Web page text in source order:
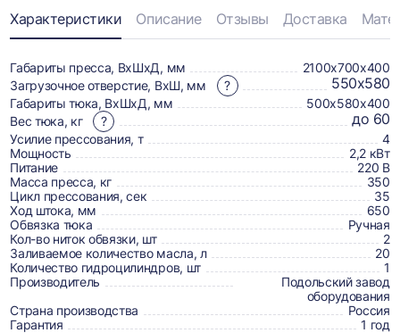
Информация
о
товаре,
доставке,
отзывах
и
сертификаты
Характеристики Описание Отзывы Доставка
Габариты пресса, ВхШхД, мм
2100х700х400
Загрузочное отверстие, ВхШ, мм
? 550х580
Габариты тюка, ВхШхД, мм
500х580х400
Вес тюка, кг
? до 60
Усилие прессования, т
4
Мощность
2,2 кВт
Питание
220 В
Масса пресса, кг
350
Цикл прессования, сек
35
Ход штока, мм
650
Обвязка тюка
Ручная
Кол-во ниток обвязки, шт
2
Заливаемое количество масла, л
20
Количество гидроцилиндров, шт
1
Производитель
Подольский завод
оборудования
Страна производства
Россия
Гарантия
1 год